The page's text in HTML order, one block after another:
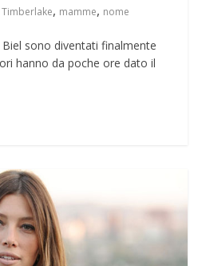
Timberlake, mamme, nome
Biel sono diventati finalmente
hanno da poche ore dato il